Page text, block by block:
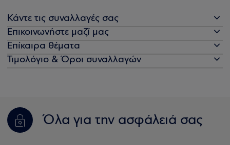
Κάντε τις συναλλαγές σας
Επικοινωνήστε μαζί μας
Επίκαιρα θέματα
Τιμολόγιο & Όροι συναλλαγών
Όλα για την ασφάλειά σας